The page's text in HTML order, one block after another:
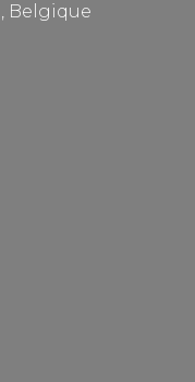
, Belgique